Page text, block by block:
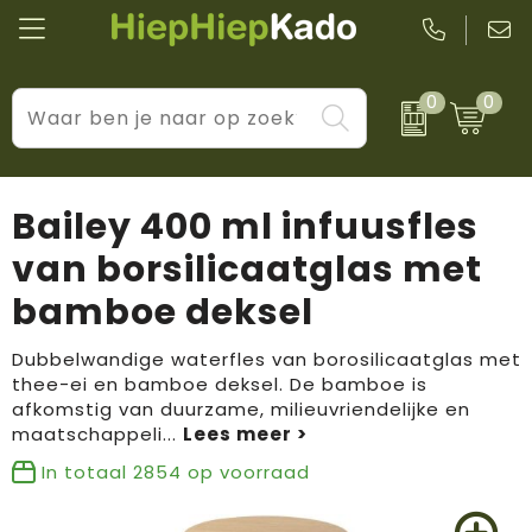
0 0
Kantoor & schrijfwaren
Wellness & verzorging
Tassen & reizen
Huis, tuin & keuken
Elektronica & gadgets
Kleding & accessoires
Sport & vrije tijd
Levensstijl
Prijs & impact
BIC
Brandflavours
Camelbak
Janzen
JBL
Bailey 400 ml infuusfles
van borsilicaatglas met
bamboe deksel
Dubbelwandige waterfles van borosilicaatglas met
thee-ei en bamboe deksel. De bamboe is
afkomstig van duurzame, milieuvriendelijke en
maatschappeli...
In totaal 2854 op voorraad